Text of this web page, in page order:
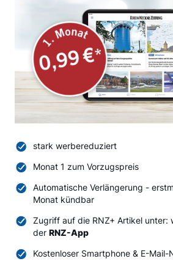
stark werbereduziert
Monat 1 zum Vorzugspreis
Automatische Verlängerung -
Monat kündbar
Zugriff auf die RNZ+ Artikel unter:
der RNZ-App
Kostenloser Smartphone & E-Mail-